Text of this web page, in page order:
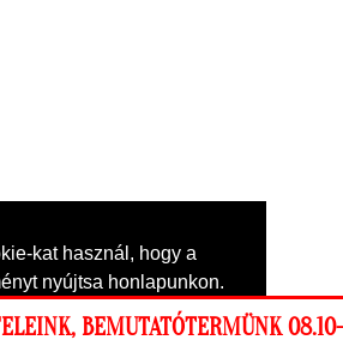
kat használ, hogy a
nyújtsa honlapunkon.
BEMUTATÓTERMÜNK